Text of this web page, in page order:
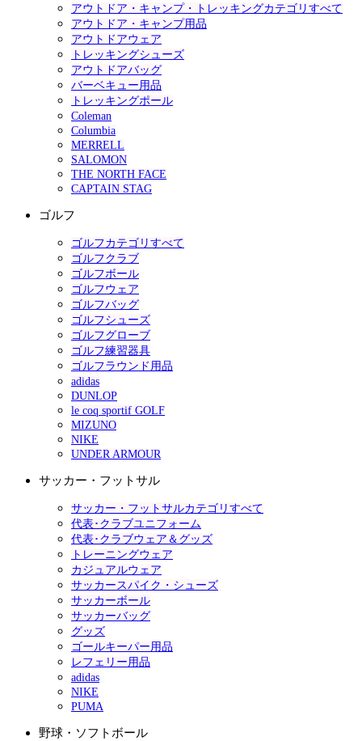
アウトドア・キャンプ・トレッキングカテゴリすべて
アウトドア・キャンプ用品
アウトドアウェア
トレッキングシューズ
アウトドアバッグ
バーベキュー用品
トレッキングポール
Coleman
Columbia
MERRELL
SALOMON
THE NORTH FACE
CAPTAIN STAG
ゴルフ
ゴルフカテゴリすべて
ゴルフクラブ
ゴルフボール
ゴルフウェア
ゴルフバッグ
ゴルフシューズ
ゴルフグローブ
ゴルフ練習器具
ゴルフラウンド用品
adidas
DUNLOP
le coq sportif GOLF
MIZUNO
NIKE
UNDER ARMOUR
サッカー・フットサル
サッカー・フットサルカテゴリすべて
代表･クラブユニフォーム
代表･クラブウェア＆グッズ
トレーニングウェア
カジュアルウェア
サッカースパイク・シューズ
サッカーボール
サッカーバッグ
グッズ
ゴールキーパー用品
レフェリー用品
adidas
NIKE
PUMA
野球・ソフトボール